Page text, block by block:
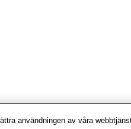
användningen av våra